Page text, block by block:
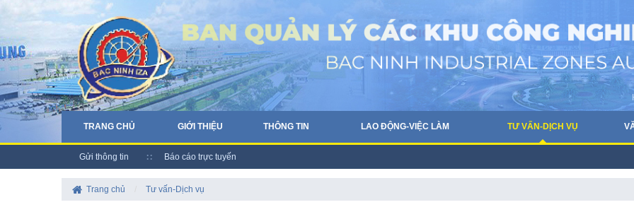
TRANG CHỦ GIỚI THIỆU THÔNG TIN LAO ĐỘNG-VIỆC LÀM TƯ VẤN-DỊCH VỤ
Gửi thông tin Báo cáo trực tuyến
Trang chủ Tư vấn-Dịch vụ